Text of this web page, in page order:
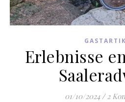
Erlebnisse
01/10/2024 / 2